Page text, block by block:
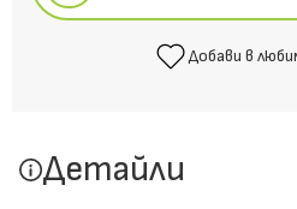
Добави в
Детайли